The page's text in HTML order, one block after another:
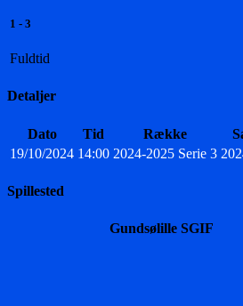
1 - 3
Fuldtid
Detaljer
Dato Tid Række
19/10/2024 14:00 2024-2025 Serie 3
Spillested
Gundsølille SGIF